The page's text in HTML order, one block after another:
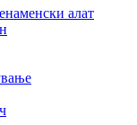
алат